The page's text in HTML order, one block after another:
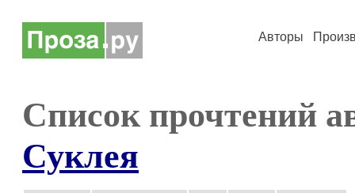
Авторы
Список прочтений
Суклея